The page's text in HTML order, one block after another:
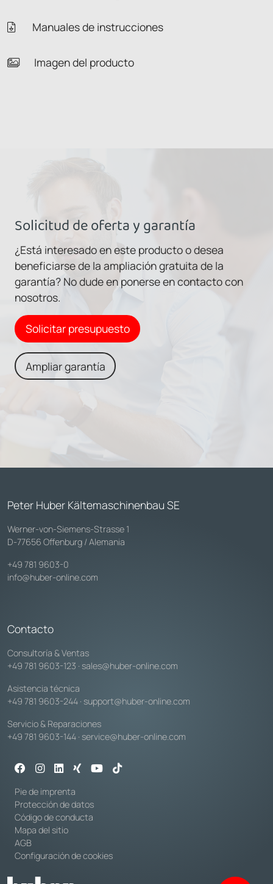
Manuales de instrucciones
Imagen del producto
Solicitud de oferta y garantía
¿Está interesado en este producto o desea
beneficiarse de la ampliación gratuita de la
garantía? No dude en ponerse en contacto con
nosotros.
Solicitar presupuesto
Ampliar garantía
Peter Huber Kältemaschinenbau SE
Werner-von-Siemens-Strasse 1
D-77656 Offenburg / Alemania
+49 781 9603-0
info@huber-online.com
Contacto
Consultoría & Ventas
+49 781 9603-123 · sales@huber-online.com
Asistencia técnica
+49 781 9603-244 · support@huber-online.com
Servicio & Reparaciones
+49 781 9603-144 · service@huber-online.com
Pie de imprenta
Protección de datos
Código de conducta
Mapa del sitio
AGB
Configuración de cookies